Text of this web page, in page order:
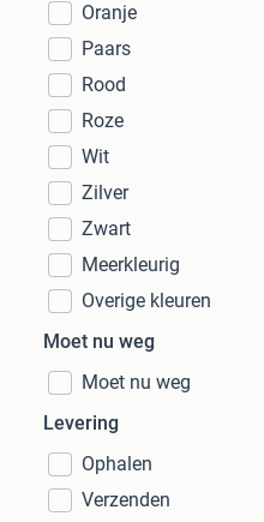
Oranje
Paars
Rood
Roze
Wit
Zilver
Zwart
Meerkleurig
Overige kleuren
Moet nu weg
Moet nu weg
Levering
Ophalen
Verzenden